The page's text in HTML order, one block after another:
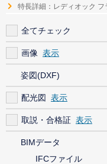
特長詳細：レディオック フ
全てチェック
画像
姿図(DXF)
配光図
取説・合格証
BIMデータ
IFCファイル